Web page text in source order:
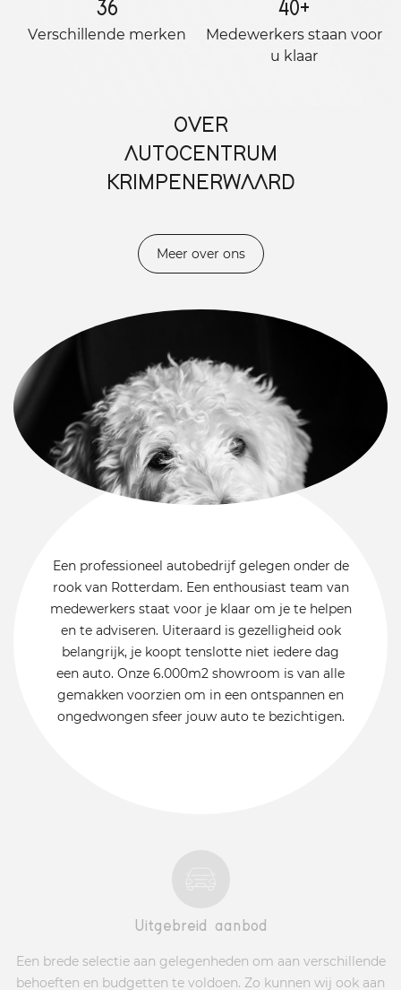
36
Verschillende merken
40+
Medewerkers staan ​​voor
u klaar
OVER
AUTOCENTRUM
KRIMPENERWAARD
Meer over ons
Een professioneel autobedrijf gelegen onder de
rook van Rotterdam. Een enthousiast team van
medewerkers staat voor je klaar om je te helpen
en te adviseren. Uiteraard is gezelligheid ook
belangrijk, je koopt tenslotte niet iedere dag
een auto. Onze 6.000m2 showroom is van alle
gemakken voorzien om in een ontspannen en
ongedwongen sfeer jouw auto te bezichtigen.
Uitgebreid aanbod
Een brede selectie aan gelegenheden om aan verschillende
behoeften en budgetten te voldoen. Zo kunnen wij ook aan